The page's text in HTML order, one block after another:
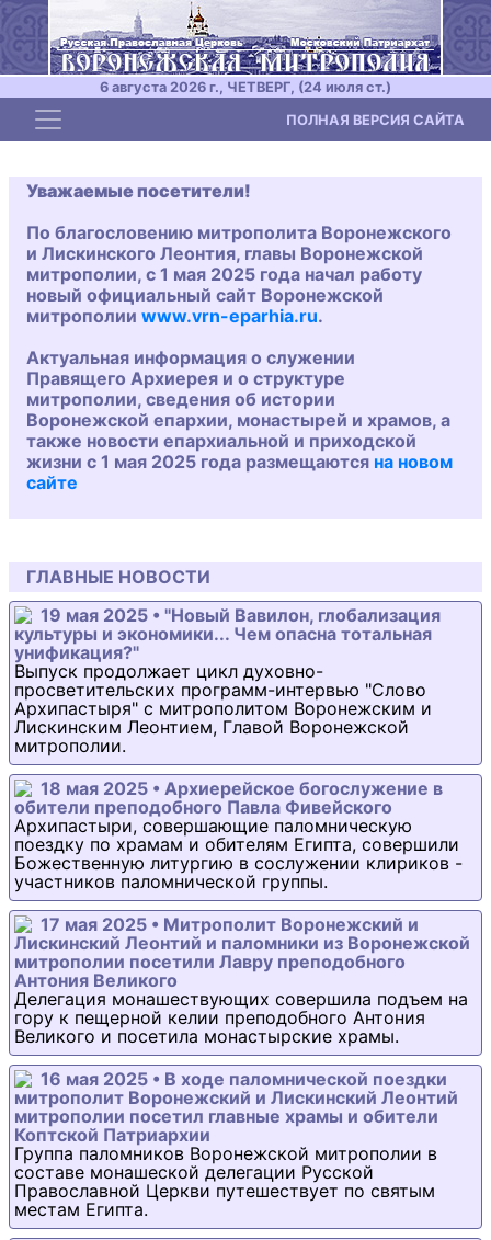
6 августа 2026 г., ЧЕТВЕРГ, (24 июля ст.)
Toggle navigation ПОЛНАЯ ВЕРСИЯ САЙТА
Уважаемые посетители!
По благословению митрополита Воронежского
и Лискинского Леонтия, главы Воронежской
митрополии, с 1 мая 2025 года начал работу
новый официальный сайт Воронежской
митрополии www.vrn-eparhia.ru.
Актуальная информация о служении
Правящего Архиерея и о структуре
митрополии, сведения об истории
Воронежской епархии, монастырей и храмов, а
также новости епархиальной и приходской
жизни с 1 мая 2025 года размещаются на новом
сайте
ГЛАВНЫЕ НОВОСТИ
19 мая 2025 • "Новый Вавилон, глобализация
культуры и экономики... Чем опасна тотальная
унификация?"
Выпуск продолжает цикл духовно-
просветительских программ-интервью "Слово
Архипастыря" с митрополитом Воронежским и
Лискинским Леонтием, Главой Воронежской
митрополии.
18 мая 2025 • Архиерейское богослужение в
обители преподобного Павла Фивейского
Архипастыри, совершающие паломническую
поездку по храмам и обителям Египта, совершили
Божественную литургию в сослужении клириков -
участников паломнической группы.
17 мая 2025 • Митрополит Воронежский и
Лискинский Леонтий и паломники из Воронежской
митрополии посетили Лавру преподобного
Антония Великого
Делегация монашествующих совершила подъем на
гору к пещерной келии преподобного Антония
Великого и посетила монастырские храмы.
16 мая 2025 • В ходе паломнической поездки
митрополит Воронежский и Лискинский Леонтий
митрополии посетил главные храмы и обители
Коптской Патриархии
Группа паломников Воронежской митрополии в
составе монашеской делегации Русской
Православной Церкви путешествует по святым
местам Египта.